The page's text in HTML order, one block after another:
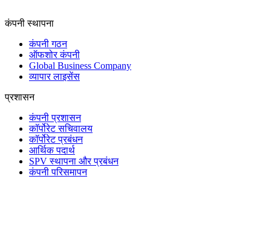
कंपनी स्थापना
कंपनी गठन
ऑफशोर कंपनी
Global Business Company
व्यापार लाइसेंस
प्रशासन
कंपनी प्रशासन
कॉर्पोरेट सचिवालय
कॉर्पोरेट प्रबंधन
आर्थिक पदार्थ
SPV स्थापना और प्रबंधन
कंपनी परिसमापन